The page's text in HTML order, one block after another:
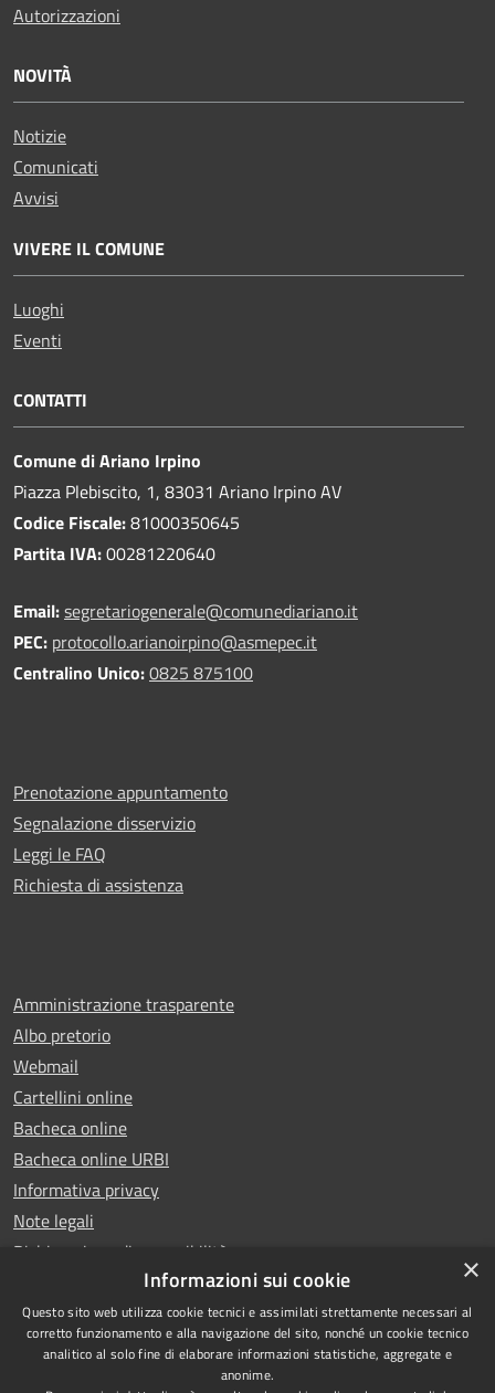
Autorizzazioni
NOVITÀ
Notizie
Comunicati
Avvisi
VIVERE IL COMUNE
Luoghi
Eventi
CONTATTI
Comune di Ariano Irpino
Piazza Plebiscito, 1, 83031 Ariano Irpino AV
Codice Fiscale:81000350645
Partita IVA:00281220640
Email:segretariogenerale@comunediariano.it
PEC: protocollo.arianoirpino@asmepec.it
Centralino Unico:0825 875100
Prenotazione appuntamento
Segnalazione disservizio
Leggi le FAQ
Richiesta di assistenza
Amministrazione trasparente
Albo pretorio
Webmail
Cartellini online
Bacheca online
Bacheca online URBI
Informativa privacy
Note legali
Dichiarazione di accessibilità
RSS
Copyright © 2025 Comune di
×
Informazioni sui cookie
Questo sito web utilizza cookie tecnici e assimilati strettamente necessari al
corretto funzionamento e alla navigazione del sito, nonché un cookie tecnico
analitico al solo fine di elaborare informazioni statistiche, aggregate e
anonime.